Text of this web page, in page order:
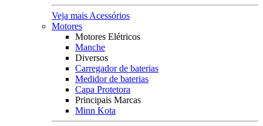
Veja mais Acessórios
Motores
Motores Elétricos
Manche
Diversos
Carregador de baterias
Medidor de baterias
Capa Protetora
Principais Marcas
Minn Kota